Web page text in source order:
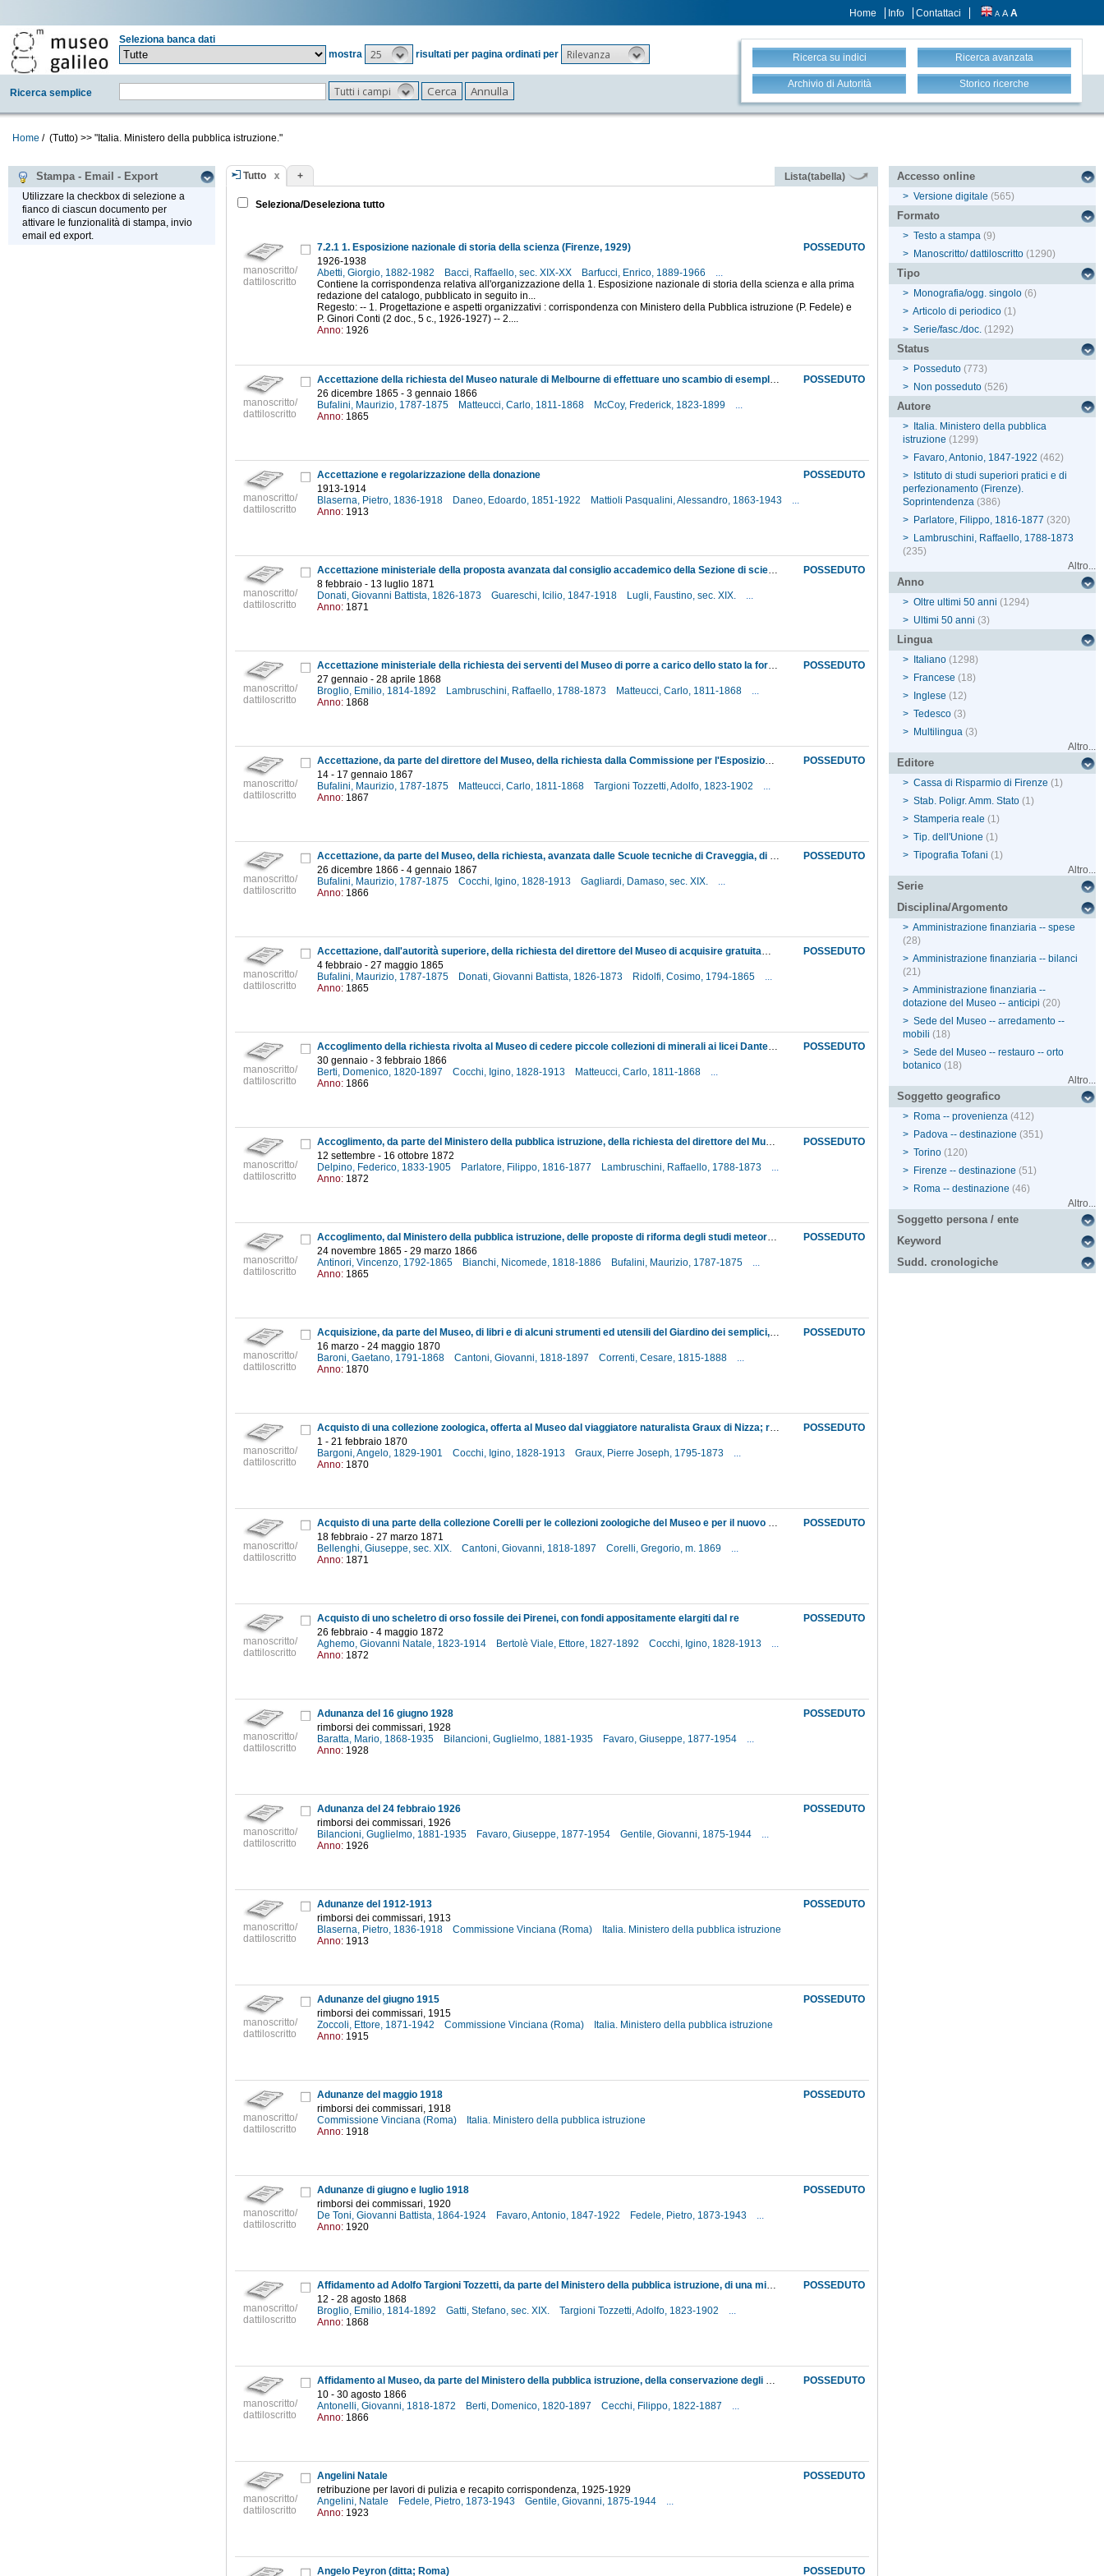
Home Info Contattaci A A A
Seleziona banca dati
mostra
25 risultati per pagina ordinati per Rilevanza
Ricerca semplice Tutti i campi
Ricerca su indici Ricerca avanzata
Archivio di Autorità Storico ricerche
Home / (Tutto) >> "Italia. Ministero della pubblica istruzione."
Stampa - Email - Export
Utilizzare la checkbox di selezione a
fianco di ciascun documento per
attivare le funzionalità di stampa, invio
email ed export.
Tutto + Lista(tabella)
Seleziona/Deseleziona tutto
manoscritto/
dattiloscritto
POSSEDUTO
7.2.1 1. Esposizione nazionale di storia della scienza (Firenze, 1929)
1926-1938
Abetti, Giorgio, 1882-1982
Bacci, Raffaello, sec. XIX-XX Barfucci, Enrico, 1889-1966
...
Contiene la corrispondenza relativa all'organizzazione della 1. Esposizione nazionale di storia della scienza e alla prima
redazione del catalogo, pubblicato in seguito in...
Regesto: -- 1. Progettazione e aspetti organizzativi : corrispondenza con Ministero della Pubblica istruzione (P. Fedele) e
P. Ginori Conti (2 doc., 5 c., 1926-1927) -- 2....
Anno: 1926
manoscritto/
dattiloscritto
POSSEDUTO
Accettazione della richiesta del Museo naturale di Melbourne di effettuare uno scambio di esemplari zoologici
26 dicembre 1865 - 3 gennaio 1866
Bufalini, Maurizio, 1787-1875
Matteucci, Carlo, 1811-1868 McCoy, Frederick, 1823-1899
...
Anno: 1865
manoscritto/
dattiloscritto
POSSEDUTO
Accettazione e regolarizzazione della donazione
1913-1914
Blaserna, Pietro, 1836-1918
Daneo, Edoardo, 1851-1922 Mattioli Pasqualini, Alessandro, 1863-1943
...
Anno: 1913
manoscritto/
dattiloscritto
POSSEDUTO
Accettazione ministeriale della proposta avanzata dal consiglio accademico della Sezione di scienze dell'Istituto di studi superiori, di permettere al professor Giovan Battista Donati di dare, nel corso dell'anno, lezioni di geometria analitica e trigonometria, in luogo di quelle di astronomia, per le quali non ci sono studenti
8 febbraio - 13 luglio 1871
Donati, Giovanni Battista, 1826-1873
Guareschi, Icilio, 1847-1918 Lugli, Faustino, sec. XIX.
...
Anno: 1871
manoscritto/
dattiloscritto
POSSEDUTO
Accettazione ministeriale della richiesta dei serventi del Museo di porre a carico dello stato la fornitura delle divise da indossare sul lavoro
27 gennaio - 28 aprile 1868
Broglio, Emilio, 1814-1892
Lambruschini, Raffaello, 1788-1873 Matteucci, Carlo, 1811-1868
...
Anno: 1868
manoscritto/
dattiloscritto
POSSEDUTO
Accettazione, da parte del direttore del Museo, della richiesta dalla Commissione per l'Esposizione universale di Parigi di potersi valere ancora per qualche settimana dell'aiuto di Adolfo Targioni Tozzetti
14 - 17 gennaio 1867
Bufalini, Maurizio, 1787-1875
Matteucci, Carlo, 1811-1868 Targioni Tozzetti, Adolfo, 1823-1902
...
Anno: 1867
manoscritto/
dattiloscritto
POSSEDUTO
Accettazione, da parte del Museo, della richiesta, avanzata dalle Scuole tecniche di Craveggia, di una collezione di minerali, rocce e fossili per uso didattico
26 dicembre 1866 - 4 gennaio 1867
Bufalini, Maurizio, 1787-1875
Cocchi, Igino, 1828-1913 Gagliardi, Damaso, sec. XIX.
...
Anno: 1866
manoscritto/
dattiloscritto
POSSEDUTO
Accettazione, dall'autorità superiore, della richiesta del direttore del Museo di acquisire gratuitamente per l'officina meccanica del Museo alcuni utensili della soppressa Zecca fiorentina
4 febbraio - 27 maggio 1865
Bufalini, Maurizio, 1787-1875
Donati, Giovanni Battista, 1826-1873 Ridolfi, Cosimo, 1794-1865
...
Anno: 1865
manoscritto/
dattiloscritto
POSSEDUTO
Accoglimento della richiesta rivolta al Museo di cedere piccole collezioni di minerali ai licei Dante di Firenze e Salvator Rosa di Potenza
30 gennaio - 3 febbraio 1866
Berti, Domenico, 1820-1897
Cocchi, Igino, 1828-1913 Matteucci, Carlo, 1811-1868
...
Anno: 1866
manoscritto/
dattiloscritto
POSSEDUTO
Accoglimento, da parte del Ministero della pubblica istruzione, della richiesta del direttore del Museo di incaricare il botanico Federico Delpino, il quale parteciperà al viaggio intorno al mondo sulla fregata Garibaldi, di raccogliere oggetti naturali per le collezioni del Museo
12 settembre - 16 ottobre 1872
Delpino, Federico, 1833-1905
Parlatore, Filippo, 1816-1877 Lambruschini, Raffaello, 1788-1873
...
Anno: 1872
manoscritto/
dattiloscritto
POSSEDUTO
Accoglimento, dal Ministero della pubblica istruzione, delle proposte di riforma degli studi meteorologici avanzate dal direttore del Museo : 1. gli studi meteorologici e gli impiegati addetti sono posti alle dipendenze del direttore dell'Osservatorio astronomico, al quale viene anche affidato l'Archivio meteorologico; 2. il professore di meteorologia viene esonerato dall'incarico. Per quanto riguarda quest'ultimo, fallito il tentativo di farlo rimanere in servizio, affidandogli l'incarico speciale di preparare una pubblicazione sui documenti e gli strumenti dell'Accademia del Cimento, il direttore ne propone al Ministero la collocazione a riposo
24 novembre 1865 - 29 marzo 1866
Antinori, Vincenzo, 1792-1865
Bianchi, Nicomede, 1818-1886 Bufalini, Maurizio, 1787-1875
...
Anno: 1865
manoscritto/
dattiloscritto
POSSEDUTO
Acquisizione, da parte del Museo, di libri e di alcuni strumenti ed utensili del Giardino dei semplici, passato dal Demanio al Municipio di Firenze
16 marzo - 24 maggio 1870
Baroni, Gaetano, 1791-1868
Cantoni, Giovanni, 1818-1897 Correnti, Cesare, 1815-1888
...
Anno: 1870
manoscritto/
dattiloscritto
POSSEDUTO
Acquisto di una collezione zoologica, offerta al Museo dal viaggiatore naturalista Graux di Nizza; rifiuto del Ministero della pubblica istruzione di acquistare due scheletri di gorilla, maschio e femmina, ed uno scheletro fossile di ursus spelacus, offerti dal medesimo viaggiatore; considerazioni polemiche di Adolfo Targioni Tozzetti sulle motivazioni del rifiuto formulate dal Consiglio superiore della pubblica istruzione
1 - 21 febbraio 1870
Bargoni, Angelo, 1829-1901
Cocchi, Igino, 1828-1913 Graux, Pierre Joseph, 1795-1873
...
Anno: 1870
manoscritto/
dattiloscritto
POSSEDUTO
Acquisto di una parte della collezione Corelli per le collezioni zoologiche del Museo e per il nuovo Museo nazionale di antropologia
18 febbraio - 27 marzo 1871
Bellenghi, Giuseppe, sec. XIX.
Cantoni, Giovanni, 1818-1897 Corelli, Gregorio, m. 1869
...
Anno: 1871
manoscritto/
dattiloscritto
POSSEDUTO
Acquisto di uno scheletro di orso fossile dei Pirenei, con fondi appositamente elargiti dal re
26 febbraio - 4 maggio 1872
Aghemo, Giovanni Natale, 1823-1914
Bertolè Viale, Ettore, 1827-1892 Cocchi, Igino, 1828-1913
...
Anno: 1872
manoscritto/
dattiloscritto
POSSEDUTO
Adunanza del 16 giugno 1928
rimborsi dei commissari, 1928
Baratta, Mario, 1868-1935
Bilancioni, Guglielmo, 1881-1935 Favaro, Giuseppe, 1877-1954
...
Anno: 1928
manoscritto/
dattiloscritto
POSSEDUTO
Adunanza del 24 febbraio 1926
rimborsi dei commissari, 1926
Bilancioni, Guglielmo, 1881-1935
Favaro, Giuseppe, 1877-1954 Gentile, Giovanni, 1875-1944
...
Anno: 1926
manoscritto/
dattiloscritto
POSSEDUTO
Adunanze del 1912-1913
rimborsi dei commissari, 1913
Blaserna, Pietro, 1836-1918
Commissione Vinciana (Roma)
Italia. Ministero della pubblica istruzione
Anno: 1913
manoscritto/
dattiloscritto
POSSEDUTO
Adunanze del giugno 1915
rimborsi dei commissari, 1915
Zoccoli, Ettore, 1871-1942
Commissione Vinciana (Roma)
Italia. Ministero della pubblica istruzione
Anno: 1915
manoscritto/
dattiloscritto
POSSEDUTO
Adunanze del maggio 1918
rimborsi dei commissari, 1918
Commissione Vinciana (Roma)
Italia. Ministero della pubblica istruzione
Anno: 1918
manoscritto/
dattiloscritto
POSSEDUTO
Adunanze di giugno e luglio 1918
rimborsi dei commissari, 1920
De Toni, Giovanni Battista, 1864-1924
Favaro, Antonio, 1847-1922 Fedele, Pietro, 1873-1943
...
Anno: 1920
manoscritto/
dattiloscritto
POSSEDUTO
Affidamento ad Adolfo Targioni Tozzetti, da parte del Ministero della pubblica istruzione, di una missione scientifica, diretta all'esplorazione delle coste meridionali italiane sotto il profilo delle scienze naturali
12 - 28 agosto 1868
Broglio, Emilio, 1814-1892
Gatti, Stefano, sec. XIX. Targioni Tozzetti, Adolfo, 1823-1902
...
Anno: 1868
manoscritto/
dattiloscritto
POSSEDUTO
Affidamento al Museo, da parte del Ministero della pubblica istruzione, della conservazione degli strumenti meteorologici collocati sotto la loggia dell'Orcagna. Giudizio critico del direttore del Museo su tali strumenti: mal collocati, in cattive condizioni, non sono attendibili e non merita impegnare denaro per il loro restauro
10 - 30 agosto 1866
Antonelli, Giovanni, 1818-1872
Berti, Domenico, 1820-1897 Cecchi, Filippo, 1822-1887
...
Anno: 1866
manoscritto/
dattiloscritto
POSSEDUTO
Angelini Natale
retribuzione per lavori di pulizia e recapito corrispondenza, 1925-1929
Angelini, Natale
Fedele, Pietro, 1873-1943 Gentile, Giovanni, 1875-1944
...
Anno: 1923
POSSEDUTO
Angelo Peyron (ditta; Roma)
Accesso online
> Versione digitale (565)
Formato
> Testo a stampa (9)
> Manoscritto/ dattiloscritto (1290)
Tipo
> Monografia/ogg. singolo (6)
> Articolo di periodico (1)
> Serie/fasc./doc. (1292)
Status
> Posseduto (773)
> Non posseduto (526)
Autore
>
Italia. Ministero della pubblica
istruzione (1299)
> Favaro, Antonio, 1847-1922 (462)
>
Istituto di studi superiori pratici e di
perfezionamento (Firenze).
Soprintendenza (386)
> Parlatore, Filippo, 1816-1877 (320)
> Lambruschini, Raffaello, 1788-1873
(235)
Altro...
Anno
> Oltre ultimi 50 anni (1294)
> Ultimi 50 anni (3)
Lingua
> Italiano (1298)
> Francese (18)
>
Inglese (12)
> Tedesco (3)
> Multilingua (3)
Altro...
Editore
> Cassa di Risparmio di Firenze (1)
> Stab. Poligr. Amm. Stato (1)
> Stamperia reale (1)
> Tip. dell'Unione (1)
> Tipografia Tofani (1)
Altro...
Serie
Disciplina/Argomento
> Amministrazione finanziaria -- spese
(28)
> Amministrazione finanziaria -- bilanci
(21)
> Amministrazione finanziaria --
dotazione del Museo -- anticipi (20)
> Sede del Museo -- arredamento --
mobili (18)
> Sede del Museo -- restauro -- orto
botanico (18)
Altro...
Soggetto geografico
> Roma -- provenienza (412)
> Padova -- destinazione (351)
> Torino (120)
> Firenze -- destinazione (51)
> Roma -- destinazione (46)
Altro...
Soggetto persona / ente
Keyword
Sudd. cronologiche